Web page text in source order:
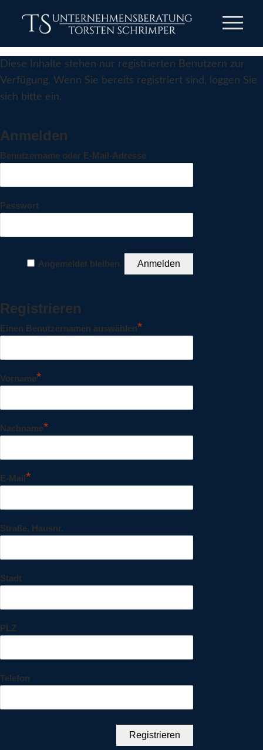
Diese Inhalte stehen nur registrierten Benutzern zur
Verfügung. Wenn Sie bereits registriert sind, loggen Sie
sich bitte ein.
Anmelden
Benutzername oder E-Mail-Adresse
Passwort
Angemeldet bleiben
Registrieren
Einen Benutzernamen auswählen*
Vorname*
Nachname*
E-Mail *
Straße, Hausnr.
Stadt
PLZ
Telefon